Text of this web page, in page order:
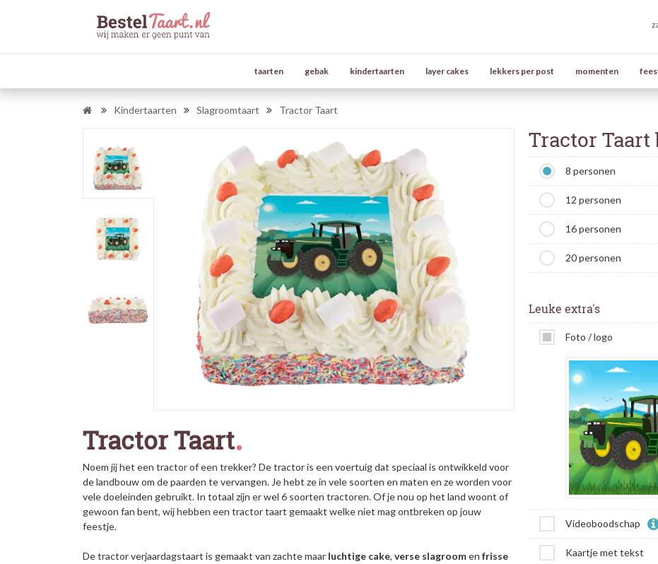
taarten gebak kindertaarten layer cakes lekkers per post momenten
Kindertaarten Slagroomtaart Tractor Taart
Tractor Taart
8 personen
12 personen
16 personen
20 personen
Leuke extra's
Foto / logo
Videoboodschap
Kaartje met tekst
Tractor Taart
Noem jij het een tractor of een trekker? De tractor is een voertuig dat speciaal is ontwikkeld voor
de landbouw om de paarden te vervangen. Je hebt ze in vele soorten en maten en ze worden voor
vele doeleinden gebruikt. In totaal zijn er wel 6 soorten tractoren. Of je nou op het land woont of
gewoon fan bent, wij hebben een tractor taart gemaakt welke niet mag ontbreken op jouw
feestje.
De tractor verjaardagstaart is gemaakt van zachte maar luchtige cake, verse slagroomen frisse